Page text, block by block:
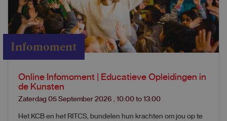
Infomoment
Online Infomoment | Educatieve Opleidingen in
de Kunsten
Zaterdag 05 September 2026 , 10:00 to 13:00
Het KCB en het RITCS, bundelen hun krachten om jou op te